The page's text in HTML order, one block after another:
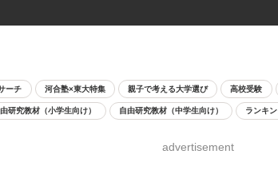
ーチ 河合塾×東大特集 親子で考える大学選び 高校受験
研究教材（小学生向け） 自由研究教材（中学生向け） ランキ
advertisement